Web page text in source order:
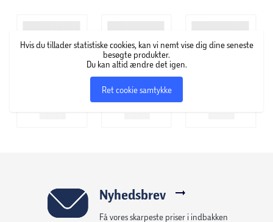
Hvis du tillader statistiske cookies, kan vi nemt vise dig dine seneste
besøgte produkter.
Du kan altid ændre det igen.
Ret cookie samtykke
Nyhedsbrev
Få vores skarpeste priser i indbakken